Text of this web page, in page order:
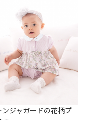
ジャガードの花柄プ